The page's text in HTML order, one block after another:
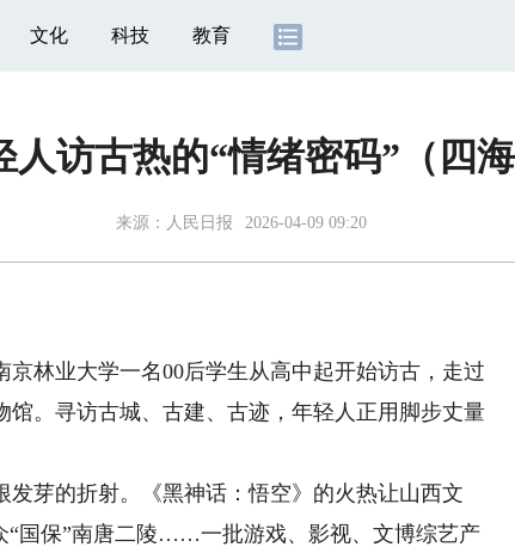
文化 科技 教育
人访古热的“情绪密码”（四
来源： 人民日报 2026-04-09 09:20
林业大学一名00后学生从高中起开始访古，走过
。寻访古城、古建、古迹，年轻人正用脚步丈量
芽的折射。《黑神话：悟空》的火热让山西文
“国保”南唐二陵……一批游戏、影视、文博综艺产